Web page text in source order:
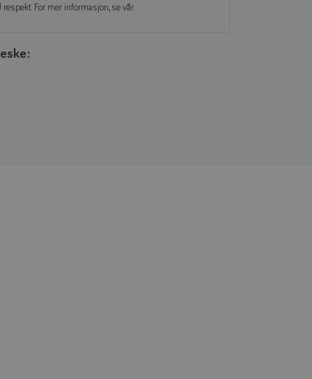
For mer informasjon, se vår